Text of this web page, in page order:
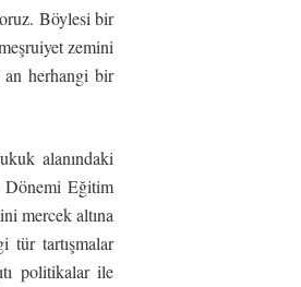
Böylesi bir
zemini
an herhangi bir
alanındaki
Dönemi Eğitim
mercek altına
tür tartışmalar
politikalar ile